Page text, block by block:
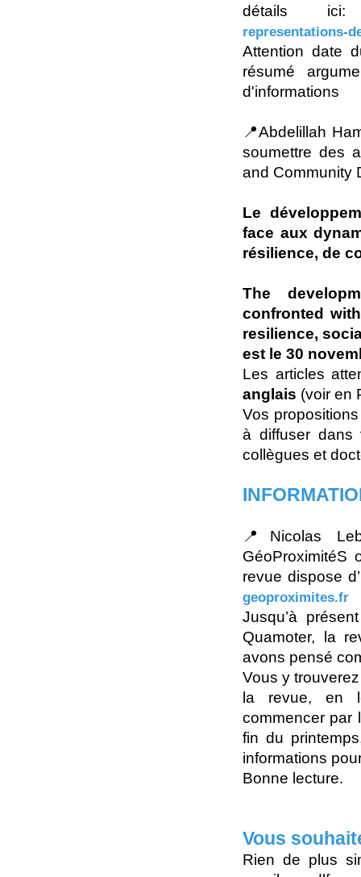
détails
representations-
Attention date
résumé
d'informations
📍Abdelillah
soumettre des
and Community
Le
face aux
résilience, de
The
confronted
resilience,
est le 30
Les articles
anglais (voir en
Vos
à diffuser dans
collègues et
📍Nicolas
GéoProximitéS
revue dispose
geoproximites.fr
Jusqu’à
Quamoter, la
avons pensé
Vous y
la revue, en
commencer par
fin du
informations
Bonne lecture.
Vous
Rien de plus